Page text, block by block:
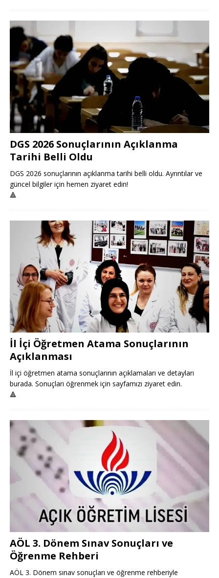
DGS 2026 Sonuçlarının Açıklanma
Tarihi Belli Oldu
DGS 2026 sonuçlarının açıklanma tarihi belli oldu. Ayrıntılar ve
güncel bilgiler için hemen ziyaret edin!
🔺
İl İçi Öğretmen Atama Sonuçlarının
Açıklanması
İl içi öğretmen atama sonuçlarının açıklamaları ve detayları
burada. Sonuçları öğrenmek için sayfamızı ziyaret edin.
🔺
AÖL 3. Dönem Sınav Sonuçları ve
Öğrenme Rehberi
AÖL 3. Dönem sınav sonuçları ve öğrenme rehberiyle